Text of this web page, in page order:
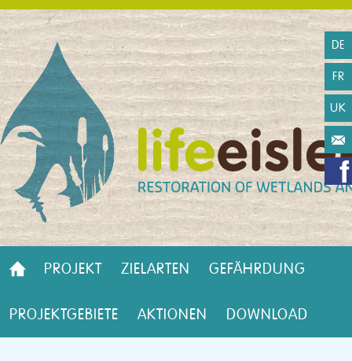
PROJEKT ZIELARTEN GEFÄHRDUNG
PROJEKTGEBIETE AKTIONEN DOWNLOAD
DE
FR
UK